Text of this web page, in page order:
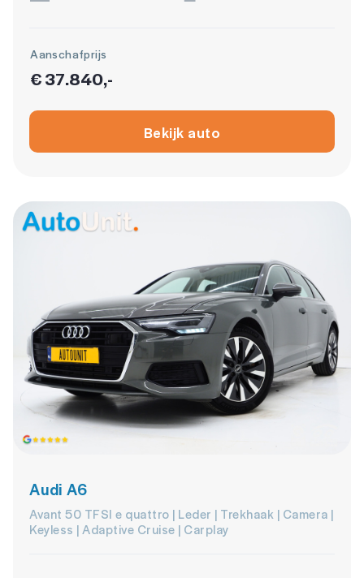
Aanschafprijs
€ 37.840,-
Bekijk auto
Audi A6
Avant 50 TFSI e quattro | Leder | Trekhaak | Camera |
Keyless | Adaptive Cruise | Carplay